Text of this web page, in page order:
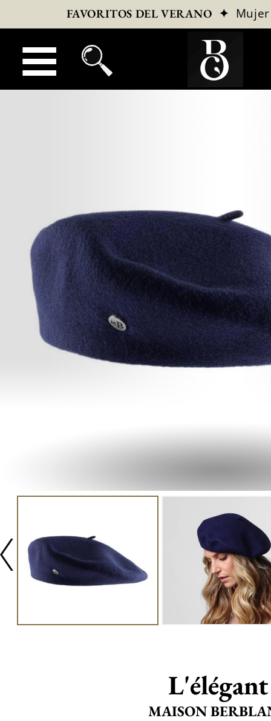
FAVORITOS DEL VERANO ✦ Mujer
L'élégant
MAISON